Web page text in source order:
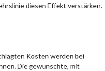
diesen Effekt verstärken.
Kosten werden bei
Die gewünschte, mit